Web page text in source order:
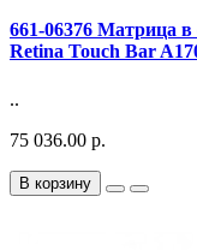
661-06376 Матрица
Retina Touch Bar
..
75 036.00 р.
В корзину